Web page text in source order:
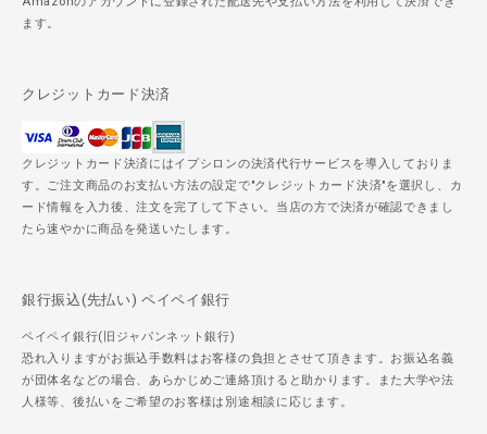
ます。
クレジットカード決済
クレジットカード決済にはイプシロンの決済代行サービスを導入しておりま
す。ご注文商品のお支払い方法の設定で"クレジットカード決済"を選択し、カ
ード情報を入力後、注文を完了して下さい。当店の方で決済が確認できまし
たら速やかに商品を発送いたします。
銀行振込(先払い) ペイペイ銀行
ペイペイ銀行(旧ジャパンネット銀行)
恐れ入りますがお振込手数料はお客様の負担とさせて頂きます。お振込名義
が団体名などの場合、あらかじめご連絡頂けると助かります。また大学や法
人様等、後払いをご希望のお客様は別途相談に応じます。